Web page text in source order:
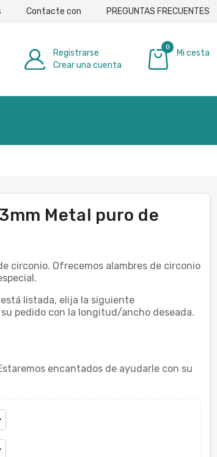
Contacte con PREGUNTAS FRECUENTES
Registrarse
Crear una cuenta
0
Mi cesta
Metal puro de
circonio. Ofrecemos alambres de circonio
listada, elija la siguiente
pedido con la longitud/ancho deseada.
encantados de ayudarle con su